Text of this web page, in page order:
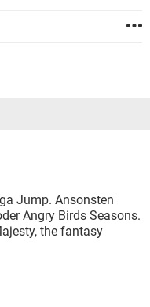
Jump. Ansonsten
Angry Birds Seasons.
the fantasy